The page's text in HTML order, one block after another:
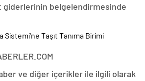
giderlerinin belgelendirmesinde
ve diğer içerikler ile ilgili olarak